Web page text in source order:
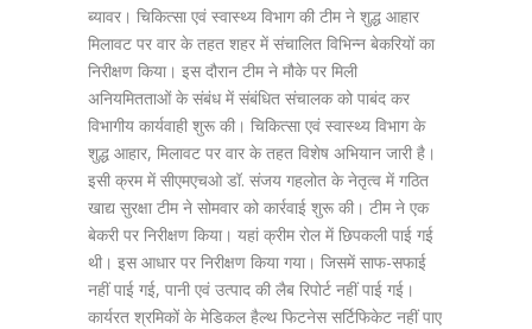
ब्यावर। चिकित्सा एवं स्वास्थ्य विभाग की टीम ने शुद्ध आहार
मिलावट पर वार के तहत शहर में संचालित विभिन्न बेकरियों का
निरीक्षण किया। इस दौरान टीम ने मौके पर मिली
अनियमितताओं के संबंध में संबंधित संचालक को पाबंद कर
विभागीय कार्यवाही शुरू की। चिकित्सा एवं स्वास्थ्य विभाग के
शुद्ध आहार, मिलावट पर वार के तहत विशेष अभियान जारी है।
इसी क्रम में सीएमएचओ डॉ. संजय गहलोत के नेतृत्व में गठित
खाद्य सुरक्षा टीम ने सोमवार को कार्रवाई शुरू की। टीम ने एक
बेकरी पर निरीक्षण किया। यहां क्रीम रोल में छिपकली पाई गई
थी। इस आधार पर निरीक्षण किया गया। जिसमें साफ-सफाई
नहीं पाई गई, पानी एवं उत्पाद की लैब रिपोर्ट नहीं पाई गई।
कार्यरत श्रमिकों के मेडिकल हैल्थ फिटनेस सर्टिफिकेट नहीं पाए